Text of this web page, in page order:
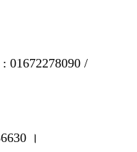
01672278090 /
।